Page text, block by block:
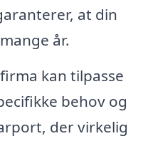
at din
år.
kan tilpasse
behov og
der virkelig